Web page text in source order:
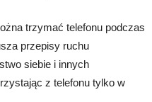
trzymać telefonu podczas
przepisy ruchu
siebie i innych
z telefonu tylko w